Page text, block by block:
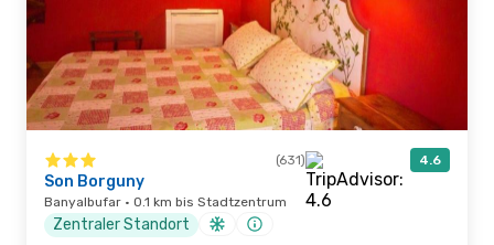
(631) 4.6
Son Borguny
Banyalbufar · 0.1 km bis Stadtzentrum
Zentraler Standort